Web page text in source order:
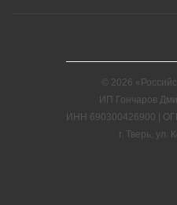
© 2026
ИП Гончаров
ИНН 690300426900 |
г. Тверь, ул.